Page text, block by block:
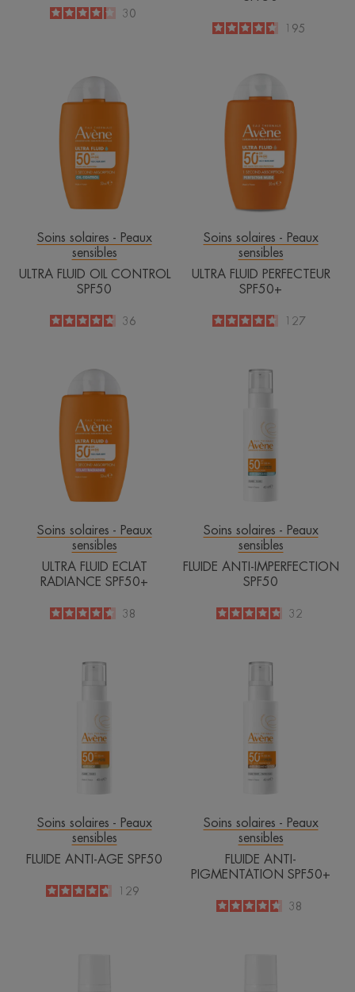
4.2
/
5
30
4.7
/5195
ULTRA
CONTROL
SPF50
Soins solaires - Peaux
sensibles
ULTRA FLUID OIL CONTROL
SPF50
4.7
/
5
36
PERFECTEUR
SPF50+
Soins solaires - Peaux
sensibles
ULTRA FLUID PERFECTEUR
SPF50+
4.6
/5127
ULTRA
ECLAT
RADIANCE
SPF50+
Soins solaires - Peaux
sensibles
ULTRA FLUID ECLAT
RADIANCE SPF50+
4.6
/
5
38
FLUIDE
SPF50
Soins solaires - Peaux
sensibles
FLUIDE ANTI-IMPERFECTION
SPF50
4.8
/
5
32
FLUIDE
SPF50
Soins solaires - Peaux
sensibles
FLUIDE ANTI-AGE SPF50
4.6
/5129
FLUIDE
SPF50+
Soins solaires - Peaux
sensibles
FLUIDE ANTI-
PIGMENTATION SPF50+
4.7
/
5
38